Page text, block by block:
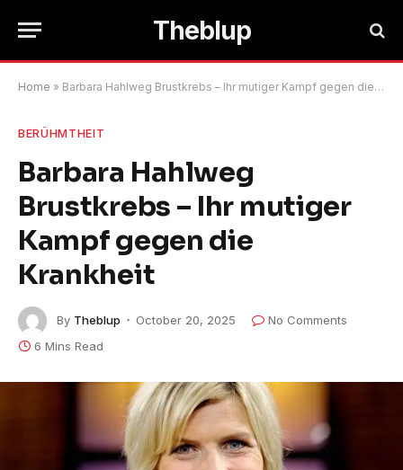
Theblup
Home » Barbara Hahlweg Brustkrebs – Ihr mutiger Kampf gegen die Krankheit
BERÜHMTHEIT
Barbara Hahlweg
Brustkrebs – Ihr mutiger
Kampf gegen die
Krankheit
By Theblup October 20, 2025
No Comments
6 Mins Read